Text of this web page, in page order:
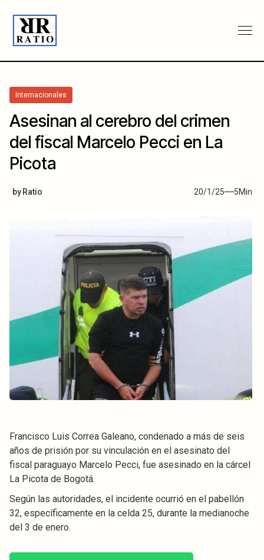
Internacionales
Asesinan al cerebro del crimen
del fiscal Marcelo Pecci en La
Picota
by Ratio 20/1/25 5Min
Francisco Luis Correa Galeano, condenado a más de seis
años de prisión por su vinculación en el asesinato del
fiscal paraguayo Marcelo Pecci, fue asesinado en la cárcel
La Picota de Bogotá.
Según las autoridades, el incidente ocurrió en el pabellón
32, específicamente en la celda 25, durante la medianoche
del 3 de enero.